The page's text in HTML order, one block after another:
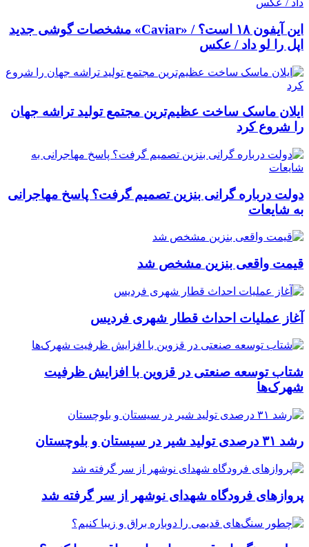
این آیفون ۱۸ است؟ / «Caviar» مشخصات گوشی جدید
اپل را لو داد / عکس
ایلان ماسک ساخت عظیم‌ترین مجتمع تولید تراشه جهان
را شروع کرد
دولت درباره گرانی بنزین تصمیم گرفت؟ پاسخ مهاجرانی
به شایعات
قیمت واقعی بنزین مشخص شد
آغاز عملیات احداث قطار شهری فردیس
شتاب توسعه صنعتی در قزوین با افزایش ظرفیت
شهرک‌ها
رشد ۳۱ درصدی تولید شیر در سیستان و بلوچستان
پروازهای فرودگاه شهدای نوشهر از سر گرفته شد